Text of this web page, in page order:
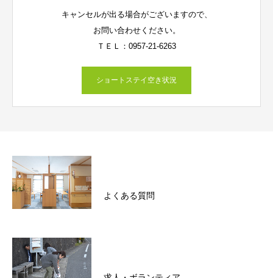
キャンセルが出る場合がございますので、
お問い合わせください。
ＴＥＬ：0957-21-6263
ショートステイ空き状況
よくある質問